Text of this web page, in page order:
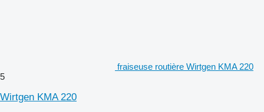
fraiseuse routière Wirtgen KMA 220
5
Wirtgen KMA 220